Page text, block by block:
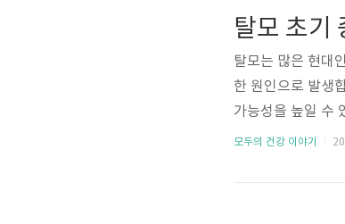
유방암, 갑상선암
탈모 초기
탈모는 많은 현대
한 원인으로 발생
가능성을 높일 수
쉽습니다. 이 글에
발이 힘을 잃고
모두의 건강 이야기